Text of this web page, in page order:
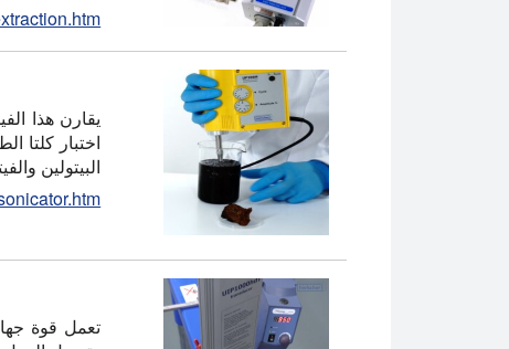
اختبار كلتا
البيتولين
تعمل قوة